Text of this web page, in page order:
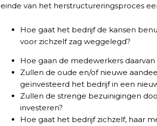
einde van het herstructureringsproces
Hoe gaat het bedrijf de kansen
voor zichzelf zag weggelegd?
Hoe gaan de medewerkers
Zullen de oude en/of nieuwe
geïnvesteerd het bedrijf in een
Zullen de strenge bezuinigingen
investeren?
Hoe gaat het bedrijf zichzelf, haar